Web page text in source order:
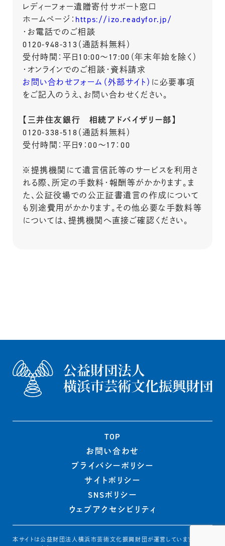
レディーフォー遺贈寄付サポート窓口
ホームページ： https://izo.readyfor.jp/
・お電話でのご相談
0120-948-313（通話料無料）
受付時間：平日10:00～17:00（年末年始を除く）
・オンラインでのご相談・資料請求
お問い合わせフォーム（外部サイト） に必要事項
をご記入のうえ、お問い合わせください。
【三井住友銀行 相続アドバイザリー部】
0120-338-518（通話料無料）
受付時間：平日9：00～17：00
※提携機関にて遺言信託等のサービスを利用さ
れる際、所定の手数料・報酬等がかかります。ま
た、公証役場での公正証書遺言の作成について
も別途費用がかかります。その他必要な手数料等
については、提携機関へ直接ご確認ください。
TOP
お問い合わせ
プライバシーポリシー
サイトポリシー
SNSポリシー
ウェブアクセシビリティ
本サイトは公益財団法人横浜市芸術文化振興財団が運営しています